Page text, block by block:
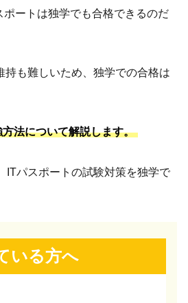
ートは独学でも合格できるのだ
持も難しいため、独学での合格は
法について解説します。
ITパスポートの試験対策を独学で
いる方へ